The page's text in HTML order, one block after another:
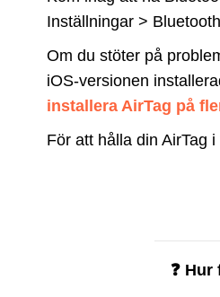
Inställningar >
Om du stöter på
iOS-versionen
installera AirTag på
För att hålla din AirTag
❓